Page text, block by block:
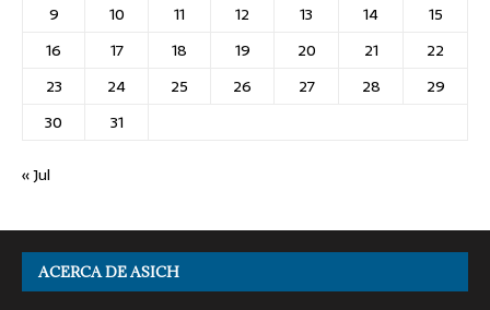
9
10 11 12 13 14
15
16
17 18 19 20 21
22
23
24 25 26 27 28
29
30
31
« Jul
ACERCA DE ASICH